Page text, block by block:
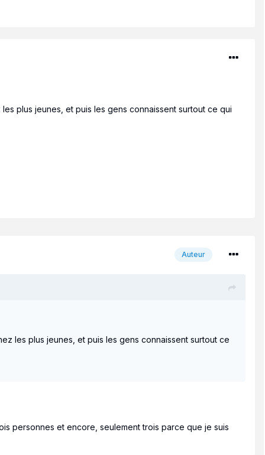
plus jeunes, et puis les gens connaissent surtout ce qui
Auteur
les plus jeunes, et puis les gens connaissent surtout ce
personnes et encore, seulement trois parce que je suis